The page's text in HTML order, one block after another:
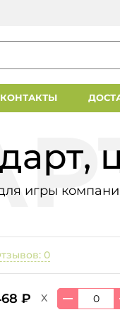
КОНТАКТЫ
игры
0
₽ X